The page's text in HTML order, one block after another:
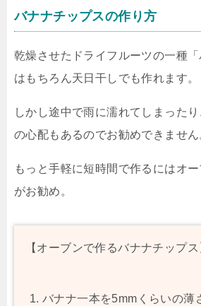
バナナチップスの作り方
乾燥させたドライフルーツの一種「
はもちろん天日干しでも作れます。
しかし途中で雨に濡れてしまった
の心配もあるのでお勧めできません
もっと手軽に短時間で作るにはオ
がお勧め。
【オーブンで作るバナナチップス
バナナ一本を5mmくらいの薄